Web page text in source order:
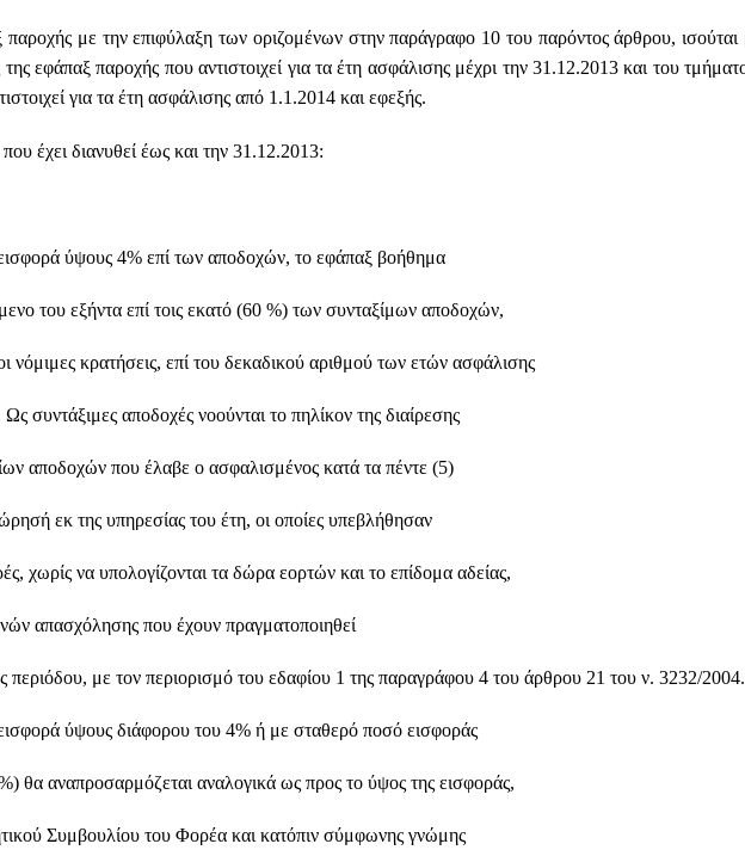
με την επιφύλαξη των οριζομένων στην παράγραφο 10 του παρόντος άρθρου, ισούται
εφάπαξ παροχής που αντιστοιχεί για τα έτη ασφάλισης μέχρι την 31.12.2013 και του
για τα έτη ασφάλισης από 1.1.2014 και εφεξής.
έχει διανυθεί έως και την 31.12.2013:
ύψους 4% επί των αποδοχών, το εφάπαξ βοήθημα
του εξήντα επί τοις εκατό (60 %) των συνταξίμων αποδοχών,
νόμιμες κρατήσεις, επί του δεκαδικού αριθμού των ετών ασφάλισης
συντάξιμες αποδοχές νοούνται το πηλίκον της διαίρεσης
αποδοχών που έλαβε ο ασφαλισμένος κατά τα πέντε (5)
εκ της υπηρεσίας του έτη, οι οποίες υπεβλήθησαν
χωρίς να υπολογίζονται τα δώρα εορτών και το επίδομα αδείας,
απασχόλησης που έχουν πραγματοποιηθεί
περιόδου, με τον περιορισμό του εδαφίου 1 της παραγράφου 4 του άρθρου 21 του ν. 3232/2004.
ύψους διάφορου του 4% ή με σταθερό ποσό εισφοράς
θα αναπροσαρμόζεται αναλογικά ως προς το ύψος της εισφοράς,
Συμβουλίου του Φορέα και κατόπιν σύμφωνης γνώμης